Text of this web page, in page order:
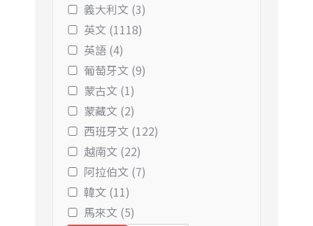
義大利文 (3)
英文 (1118)
英語 (4)
葡萄牙文 (9)
蒙古文 (1)
蒙藏文 (2)
西班牙文 (122)
越南文 (22)
阿拉伯文 (7)
韓文 (11)
馬來文 (5)